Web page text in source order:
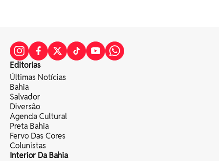
Editorias
Últimas Notícias
Bahia
Salvador
Diversão
Agenda Cultural
Preta Bahia
Fervo Das Cores
Colunistas
Interior Da Bahia